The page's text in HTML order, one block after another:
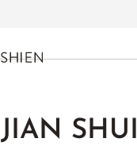
JIAN SHUI